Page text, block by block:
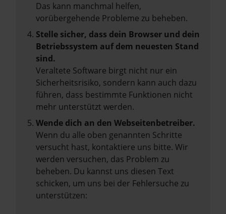
Das kann manchmal helfen,
vorübergehende Probleme zu beheben.
Stelle sicher, dass dein Browser und dein
Betriebssystem auf dem neuesten Stand
sind.
Veraltete Software birgt nicht nur ein
Sicherheitsrisiko, sondern kann auch dazu
führen, dass bestimmte Funktionen nicht
mehr unterstützt werden.
Wende dich an den Webseitenbetreiber.
Wenn du alle oben genannten Schritte
versucht hast, kontaktiere uns bitte. Wir
werden versuchen, das Problem zu
beheben. Du kannst uns diesen Text
schicken, um uns bei der Fehlersuche zu
unterstützen: